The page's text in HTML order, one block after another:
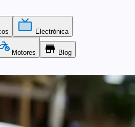
Electrónica
Motores store Blog